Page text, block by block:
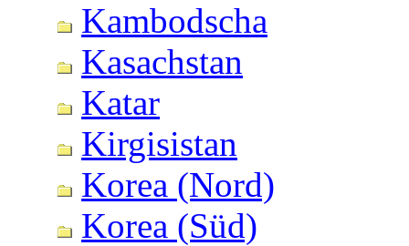
Kambodscha
Kasachstan
Katar
Kirgisistan
Korea (Nord)
Korea (Süd)